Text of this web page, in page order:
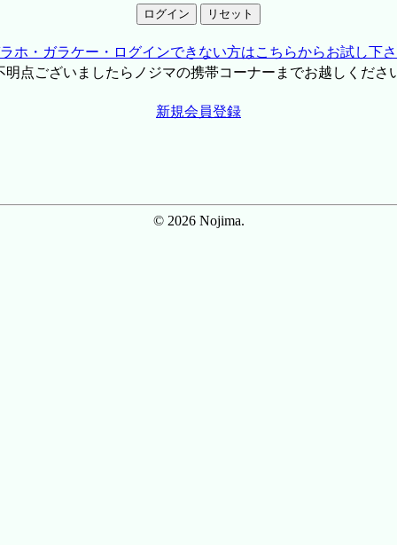
ホ・ガラケー・ログインできない方はこちらからお試し下
点ございましたらノジマの携帯コーナーまでお越しくださ
新規会員登録
© 2026 Nojima.